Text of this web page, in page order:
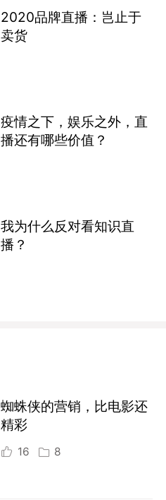
2020品牌直播：岂止于
卖货
疫情之下，娱乐之外，直
播还有哪些价值？
我为什么反对看知识直
播？
蜘蛛侠的营销，比电影还
精彩
16 8